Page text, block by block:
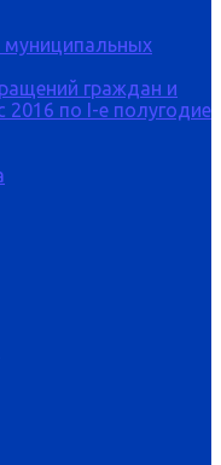
граждан и
2016 по I-е полугодие